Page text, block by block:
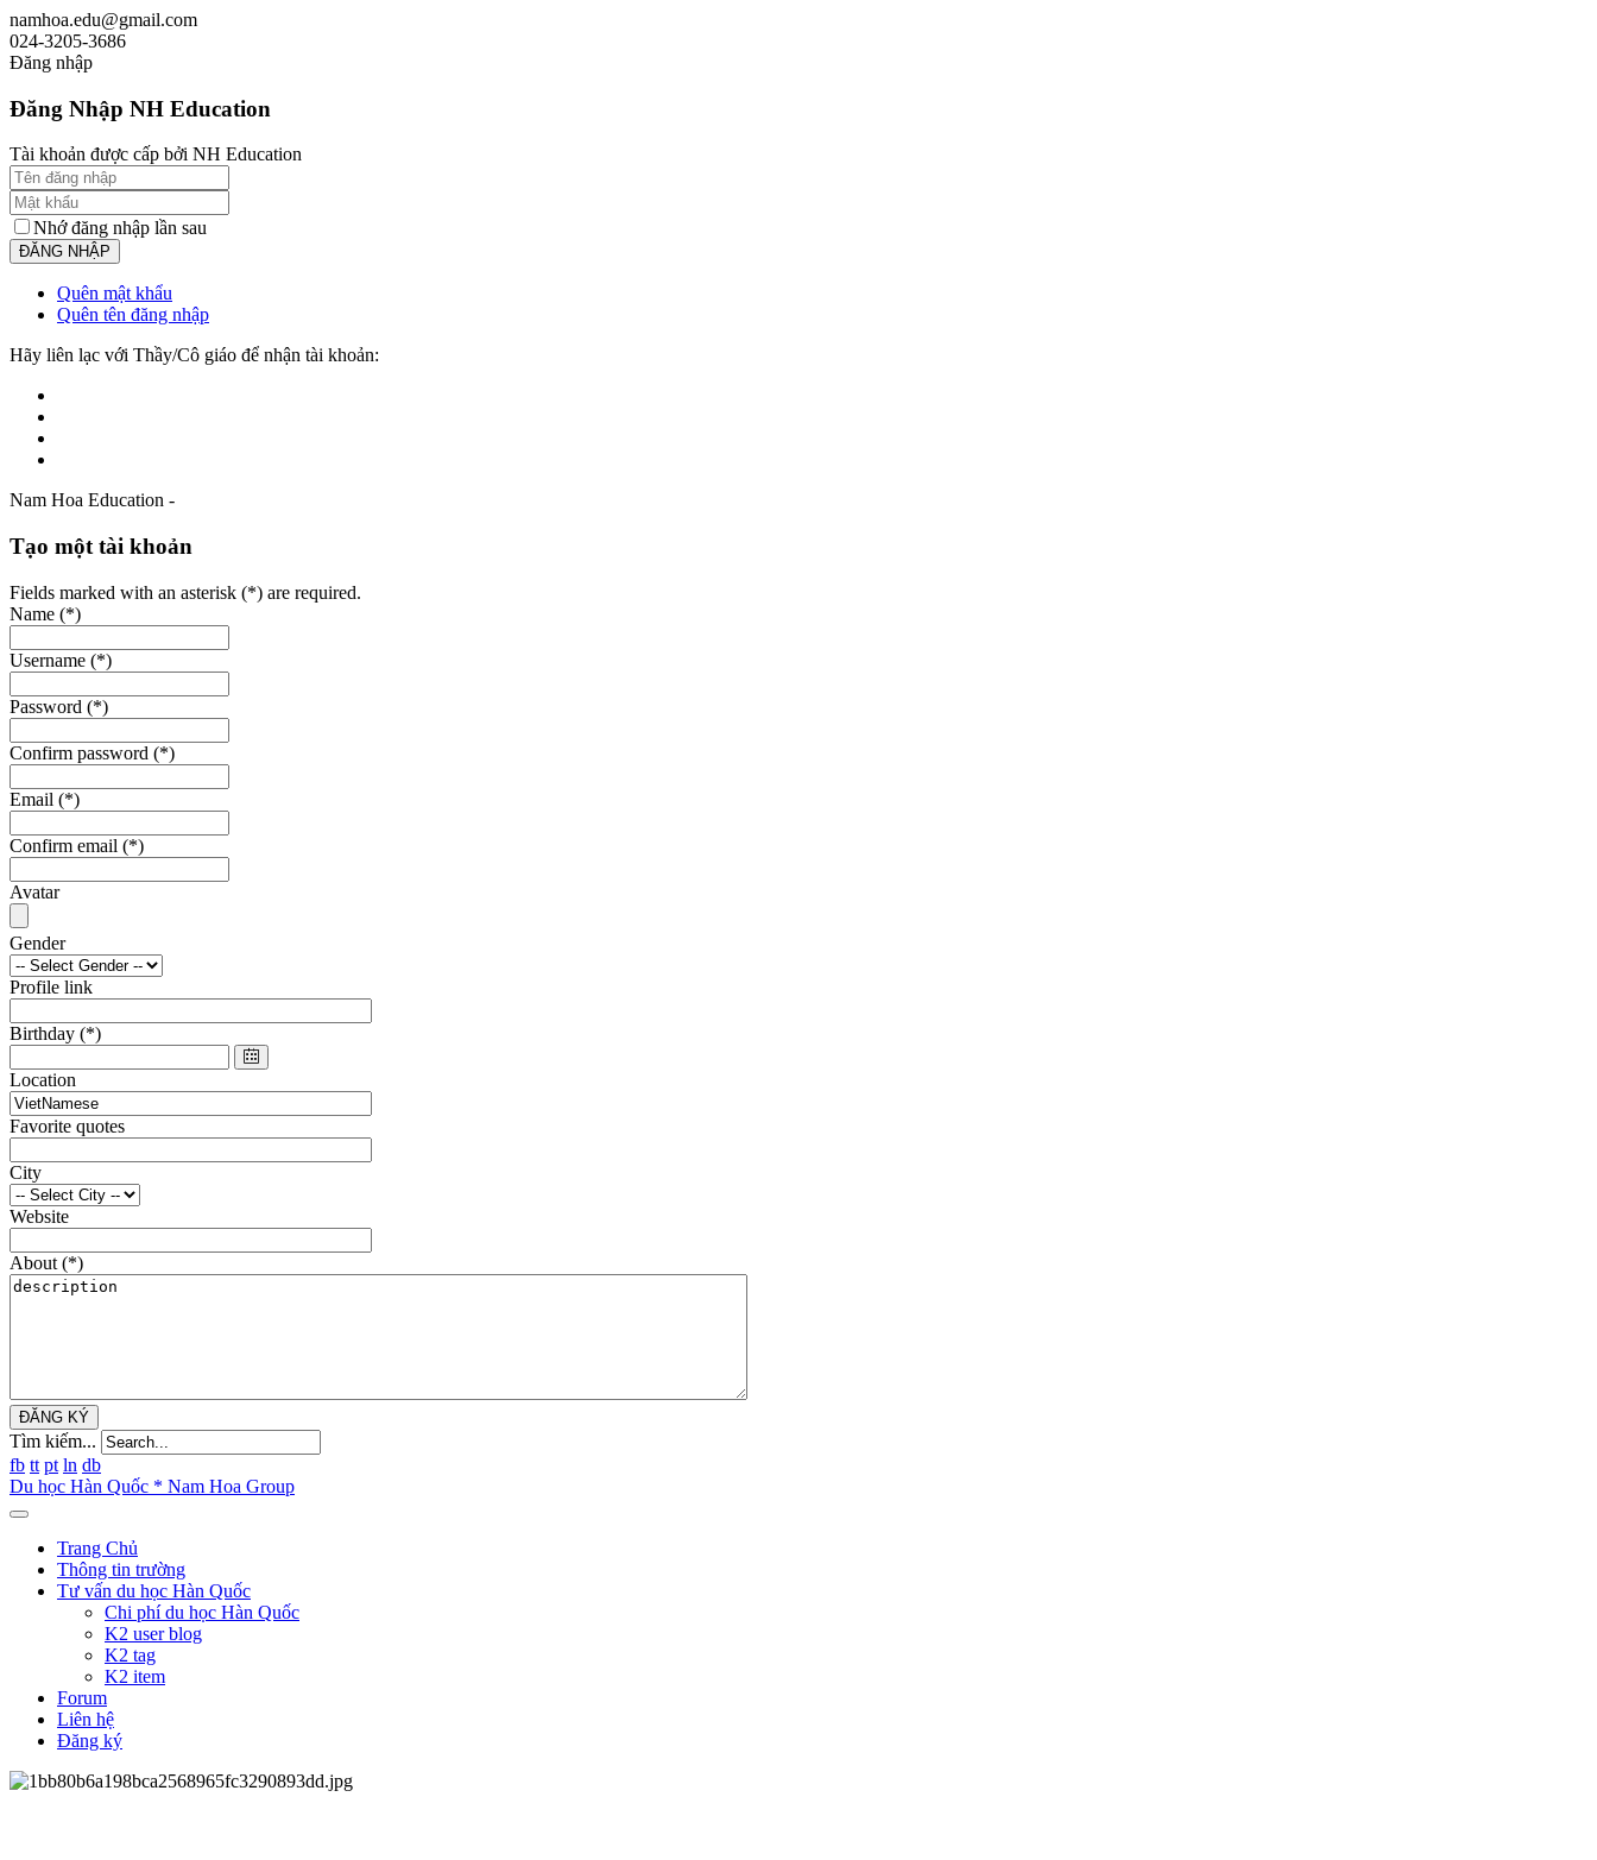
namhoa.edu@gmail.com
024-3205-3686
Đăng nhập
Đăng Nhập NH Education
Tài khoản được cấp bởi NH Education
Nhớ đăng nhập lần sau
Quên mật khẩu
Quên tên đăng nhập
Hãy liên lạc với Thầy/Cô giáo để nhận tài khoản:
Nam Hoa Education -
Tạo một tài khoản
Fields marked with an asterisk (*) are required.
Name (*)
Username (*)
Password (*)
Confirm password (*)
Email (*)
Confirm email (*)
Avatar
Gender
Profile link
Birthday (*)
Location
Favorite quotes
City
Website
About (*)
ĐĂNG KÝ
Tìm kiếm...
fb tt pt ln db
Du học Hàn Quốc * Nam Hoa Group
Trang Chủ
Thông tin trường
Tư vấn du học Hàn Quốc
Chi phí du học Hàn Quốc
K2 user blog
K2 tag
K2 item
Forum
Liên hệ
Đăng ký